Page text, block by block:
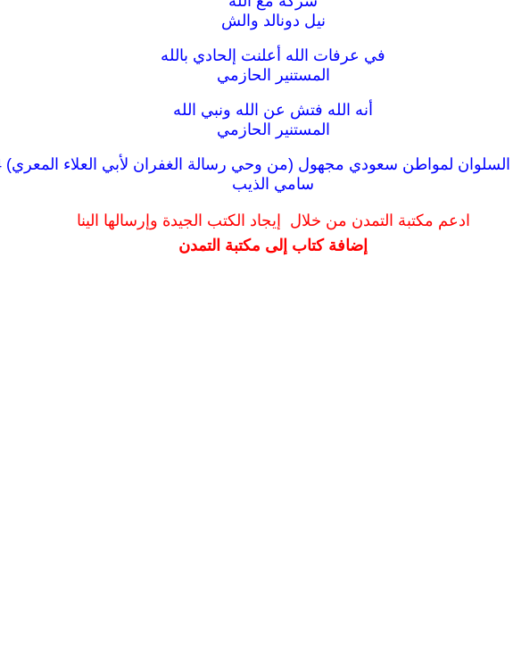
نيل دونالد والش
في عرفات الله أعلنت إلحادي بالله
المستنير الحازمي
أنه الله فتش عن الله ونبي الله
المستنير الحازمي
لمواطن سعودي مجهول (من وحي رسالة الغفران لأبي العلاء المعري) 4
سامي الذيب
ادعم مكتبة التمدن من خلال إيجاد الكتب الجيدة وإرسالها الينا
إضافة كتاب إلى مكتبة التمدن